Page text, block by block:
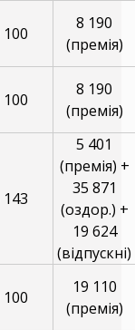
100
8 190
(премія)
100
8 190
(премія)
143
5 401
(премія) +
35 871
(оздор.) +
19 624
(відпускні)
100
19 110
(премія)